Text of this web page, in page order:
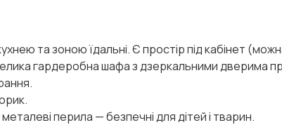
та зоною їдальні. Є простір під кабінет
гардеробна шафа з дзеркальними дверима
перила — безпечні для дітей і тварин.